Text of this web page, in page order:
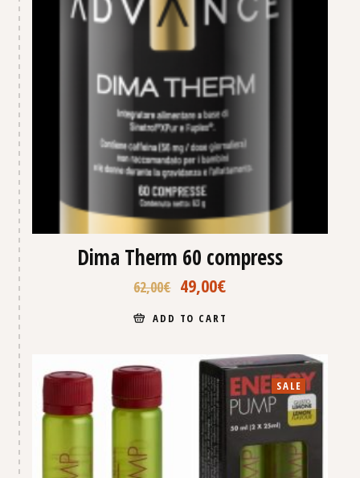
Dima Therm 60 compress
62,00€ 49,00€
ADD TO CART
SALE